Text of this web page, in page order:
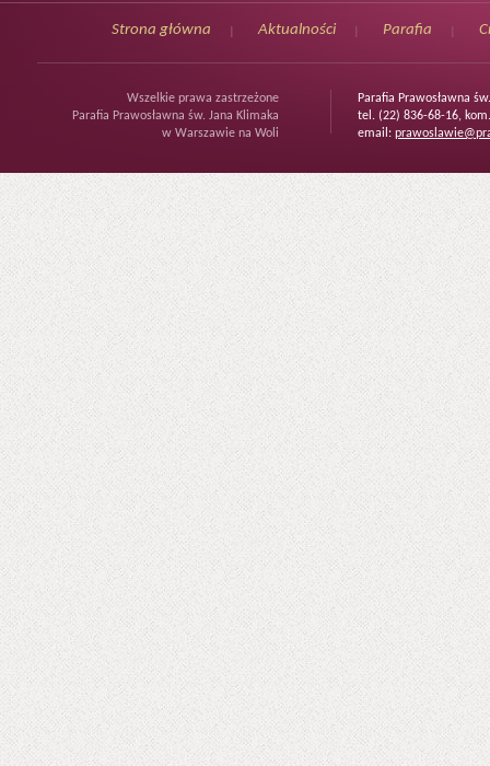
Strona główna Aktualności Parafia
Wszelkie prawa zastrzeżone
Parafia Prawosławna św. Jana Klimaka
w Warszawie na Woli
Parafia Prawosławna
tel. (22) 836-68-16,
email: